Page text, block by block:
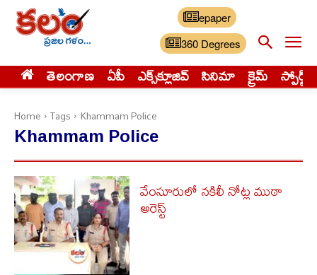
epaper
360 Degrees
తెలంగాణ ఏపీ ఎక్స్‌క్లూజివ్‌ సినిమా క్రైమ్ స్పోర్ట్స్
Home Tags Khammam Police
Khammam Police
వేంసూరులో నకిలీ నోట్ల ముఠా
అరెస్ట్